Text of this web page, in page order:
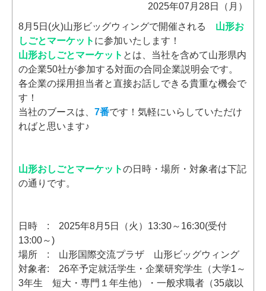
2025年07月28日（月）
8月5日(火)山形ビッグウィングで開催される 山形お
しごとマーケット に参加いたします！
山形おしごとマーケット とは、当社を含めて山形県内
の企業50社が参加する対面の合同企業説明会です。
各企業の採用担当者と直接お話しできる貴重な機会で
す！
当社のブースは、 7番です！気軽にいらしていただけ
ればと思います♪
山形おしごとマーケットの日時・場所・対象者は下記
の通りです。
日時 : 2025年8月5日（火）13:30～16:30(受付
13:00～)
場所 : 山形国際交流プラザ 山形ビッグウィング
対象者: 26卒予定就活学生・企業研究学生（大学1～
3年生 短大・専門１年生他）・一般求職者（35歳以